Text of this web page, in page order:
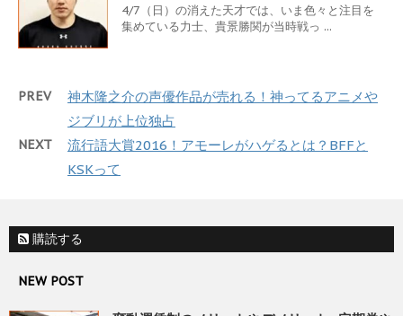
4/7（日）の消えた天才では、いま色々と注目を
集めている力士、貴景勝関が当時戦っ ...
PREV
神木隆之介の声優作品が売れる！神ってるアニメや
ジブリが上位独占
NEXT
流行語大賞2016！アモーレがハゲるとは？BFFと
KSKって
購読する
NEW POST